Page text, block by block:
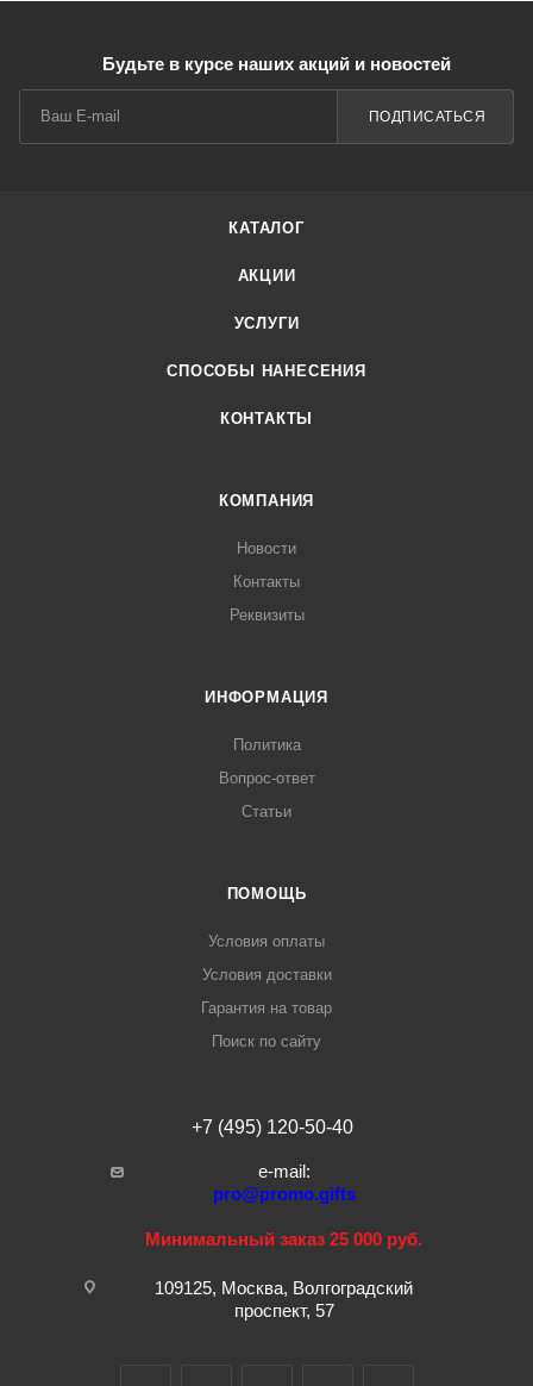
Будьте в курсе наших акций и новостей
ПОДПИСАТЬСЯ
КАТАЛОГ
АКЦИИ
УСЛУГИ
СПОСОБЫ НАНЕСЕНИЯ
КОНТАКТЫ
КОМПАНИЯ
Новости
Контакты
Реквизиты
ИНФОРМАЦИЯ
Политика
Вопрос-ответ
Статьи
ПОМОЩЬ
Условия оплаты
Условия доставки
Гарантия на товар
Поиск по сайту
+7 (495) 120-50-40
e-mail:
pro@promo.gifts
Минимальный заказ 25 000 руб.
109125, Москва, Волгоградский
проспект, 57